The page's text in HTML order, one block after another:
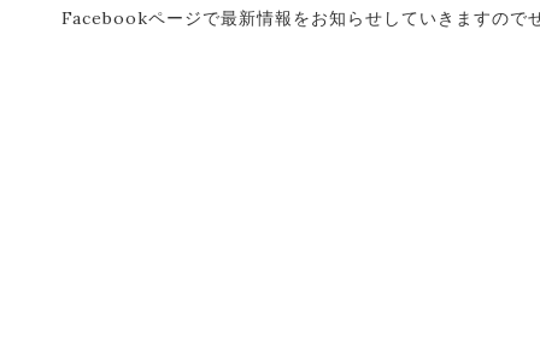
Facebookページで最新情報をお知らせしていきますので